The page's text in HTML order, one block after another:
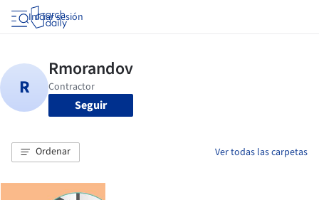
Iniciar sesión
Seguir
Ordenar Ver todas las carpetas